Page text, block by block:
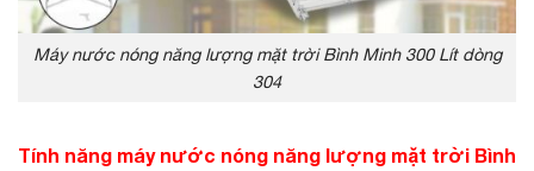
Máy nước nóng năng lượng mặt trời Bình Minh 300 Lít dòng
304
Tính năng máy nước nóng năng lượng mặt trời Bình